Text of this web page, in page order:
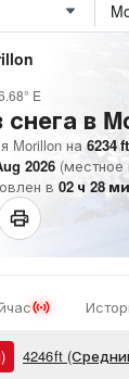
E
снега в
Morillon на 6234ft
2026
в 02 ч 28
4246ft